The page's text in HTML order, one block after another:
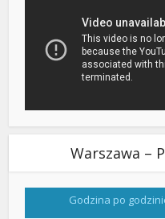
Warszawa –
Godzina po